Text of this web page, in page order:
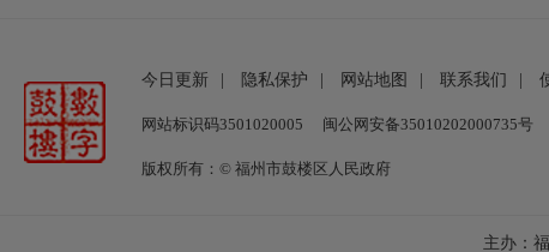
今日更新 隐私保护 网站地图 联系我们
网站标识码3501020005 闽公网安备35010202000735号
版权所有：© 福州市鼓楼区人民政府
主办：